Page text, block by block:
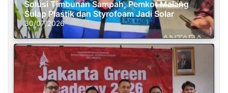
Solusi Timbunan Sampah, Pemkot Malang
Sulap Plastik dan Styrofoam Jadi Solar
30/07/2026